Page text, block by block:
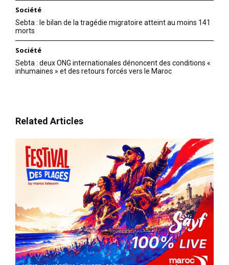
Société
Sebta : le bilan de la tragédie migratoire atteint au moins 141
morts
Société
Sebta : deux ONG internationales dénoncent des conditions «
inhumaines » et des retours forcés vers le Maroc
Related Articles